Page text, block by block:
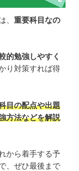
、 重要科目なの
的勉強しやすく
り対策すれば得
目の配点や出題
方法などを解説
から着手する予
、ぜひ最後まで